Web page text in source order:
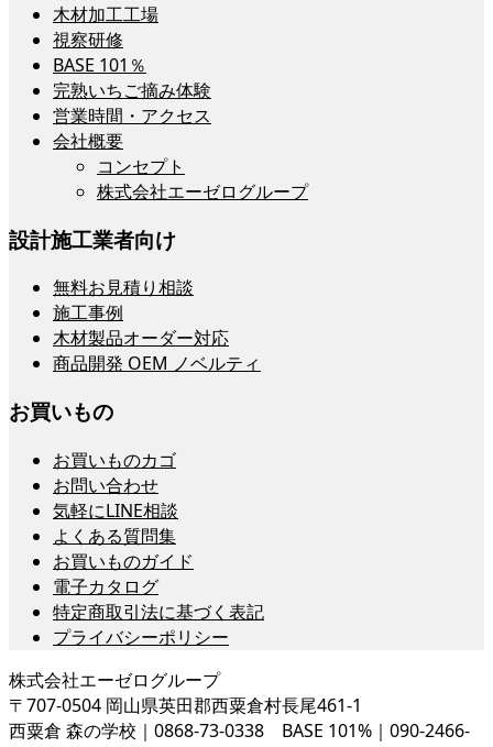
木材加工工場
視察研修
BASE 101％
完熟いちご摘み体験
営業時間・アクセス
会社概要
コンセプト
株式会社エーゼログループ
設計施工業者向け
無料お見積り相談
施工事例
木材製品オーダー対応
商品開発 OEM ノベルティ
お買いもの
お買いものカゴ
お問い合わせ
気軽にLINE相談
よくある質問集
お買いものガイド
電子カタログ
特定商取引法に基づく表記
プライバシーポリシー
株式会社エーゼログループ
〒707-0504 岡山県英田郡西粟倉村長尾461-1
西粟倉 森の学校｜0868-73-0338 BASE 101%｜090-2466-